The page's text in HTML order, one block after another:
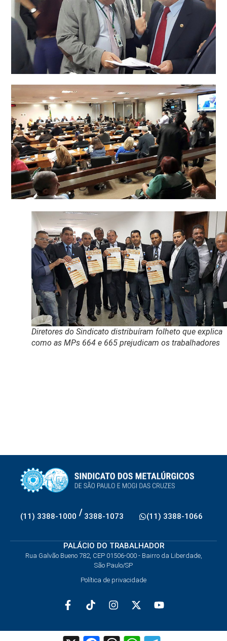
Diretores do Sindicato distribuíram folheto que explica
como as MPs 664 e 665 prejudicam os trabalhadores
(11) 3388-1000 / 3388-1073 (11) 3388-1066
PALÁCIO DO TRABALHADOR
Rua Galvão Bueno 782, CEP 01506-000 - Bairro da Liberdade,
São Paulo/SP
Política de privacidade